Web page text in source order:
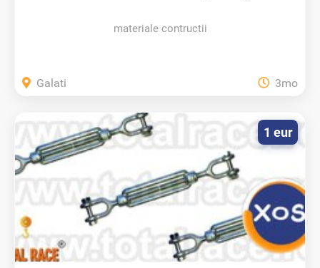
materiale contructii
Galati 3mo
1 eur